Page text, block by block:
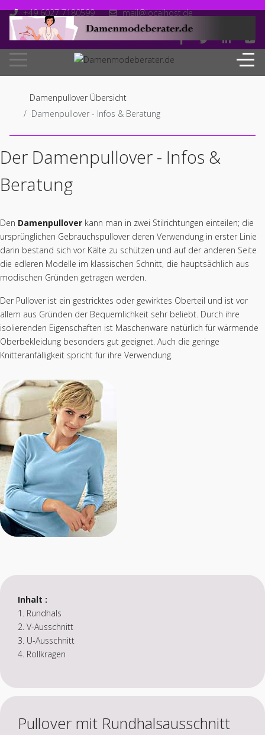
+49 6027 7180599
mail@localhost.de
Mo-Fr: 10.00 - 18.00
Damenpullover Übersicht
Damenpullover - Infos & Beratung
Der Damenpullover - Infos &
Beratung
Den Damenpullover kann man in zwei Stilrichtungen einteilen; die
ursprünglichen Gebrauchspullover deren Verwendung in erster Linie
darin bestand sich vor Kälte zu schützen und auf der anderen Seite
die edleren Modelle im klassischen Schnitt, die hauptsächlich aus
modischen Gründen getragen werden.
Der Pullover ist ein gestricktes oder gewirktes Oberteil und ist vor
allem aus Gründen der Bequemlichkeit sehr beliebt. Durch ihre
isolierenden Eigenschaften ist Maschenware natürlich für wärmende
Oberbekleidung besonders gut geeignet. Auch die geringe
Knitteranfälligkeit spricht für ihre Verwendung.
Inhalt :
1. Rundhals
2. V-Ausschnitt
3. U-Ausschnitt
4. Rollkragen
Pullover mit Rundhalsausschnitt